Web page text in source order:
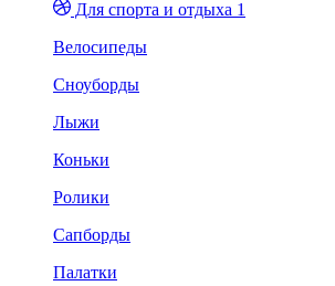
Для спорта и отдыха 1
Велосипеды
Сноуборды
Лыжи
Коньки
Ролики
Сапборды
Палатки